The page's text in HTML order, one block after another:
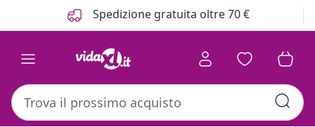
Spedizione gratuita oltre 70 €